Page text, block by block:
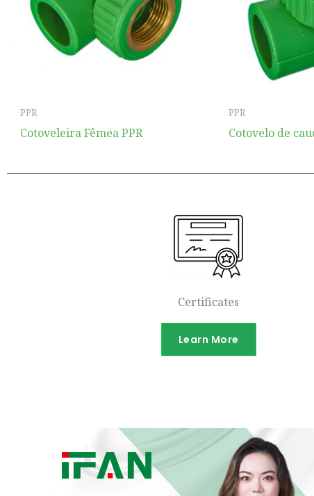
PPR
Cotoveleira Fêmea PPR
PPR
Cotovelo de
Certificates
Learn More